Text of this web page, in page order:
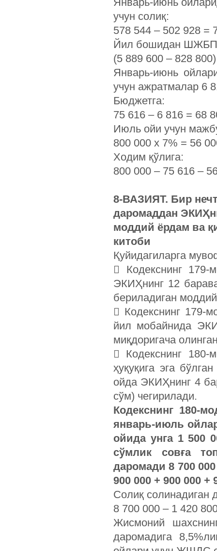
учун солиқ:
578 544 – 502 928 =
Йил бошидан
(5 889 600 – 828
Январь-июнь
учун ажратмалар 6
Бюджетга:
75 616 – 6 816 = 68
Июль ойи учун
800 000 х 7% = 56
Ходим қўлига:
800 000 – 75 616 –
8-ВАЗИЯТ. Бир
даромаддан
моддий ёрдам ва
китоби
Қуйидагиларга
 Кодекснинг
ЭКИҲнинг 12
бериладиган
 Кодекснинг 179-
йил мобайнида
миқдоригача
 Кодекснинг 180-
ҳуқуқига эга
ойда ЭКИҲнинг 4
сўм) чегирилади.
Кодекснинг 180-
январь-июль
ойида унга 1 500
сўмлик совға
даромади 8 700
900 000 + 900 000 +
Солиқ солинадиган
8 700 000 – 1 420
Жисмоний
даромадига